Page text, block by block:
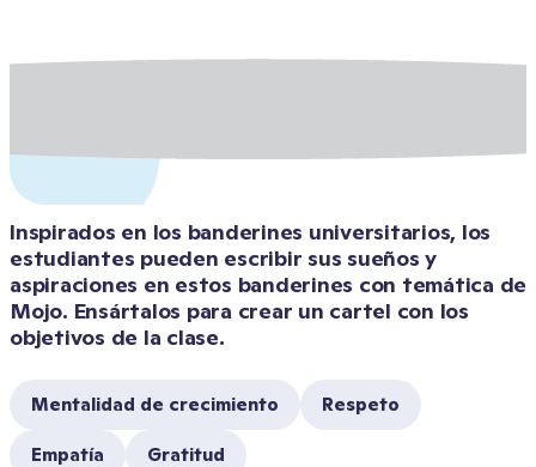
Inspirados en los banderines universitarios, los
estudiantes pueden escribir sus sueños y
aspiraciones en estos banderines con temática de
Mojo. Ensártalos para crear un cartel con los
objetivos de la clase.
Mentalidad de crecimiento Respeto
Empatía Gratitud